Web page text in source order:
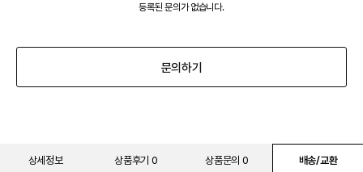
등록된 문의가 없습니다.
문의하기
상세정보 상품후기 0 상품문의 0 배송/교환